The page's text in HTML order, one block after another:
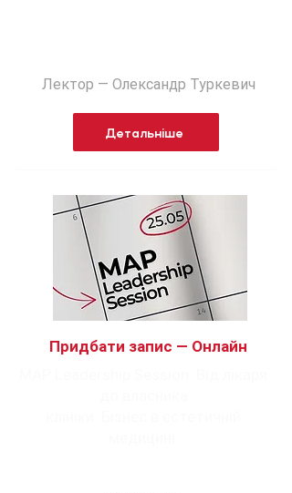
Лектор — Олександр Туркевич
Детальніше
Придбати запис — Онлайн